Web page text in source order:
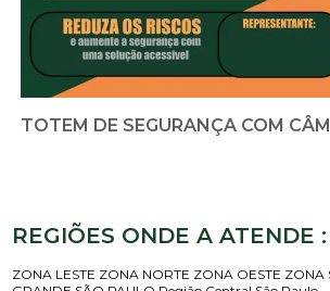
TOTEM DE SEGURANÇA COM
REGIÕES ONDE A ATENDE :
ZONA LESTE ZONA NORTE ZONA OESTE ZONA